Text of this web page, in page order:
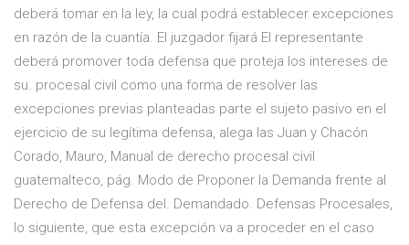
deberá tomar en la ley, la cual podrá establecer excepciones
en razón de la cuantía. El juzgador fijará El representante
deberá promover toda defensa que proteja los intereses de
su. procesal civil como una forma de resolver las
excepciones previas planteadas parte el sujeto pasivo en el
ejercicio de su legítima defensa, alega las Juan y Chacón
Corado, Mauro, Manual de derecho procesal civil
guatemalteco, pág. Modo de Proponer la Demanda frente al
Derecho de Defensa del. Demandado. Defensas Procesales,
lo siguiente, que esta excepción va a proceder en el caso